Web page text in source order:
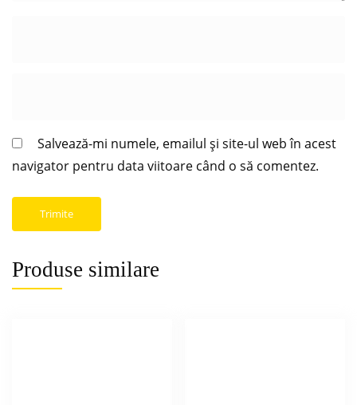
Salvează-mi numele, emailul și site-ul web în acest
navigator pentru data viitoare când o să comentez.
Produse similare